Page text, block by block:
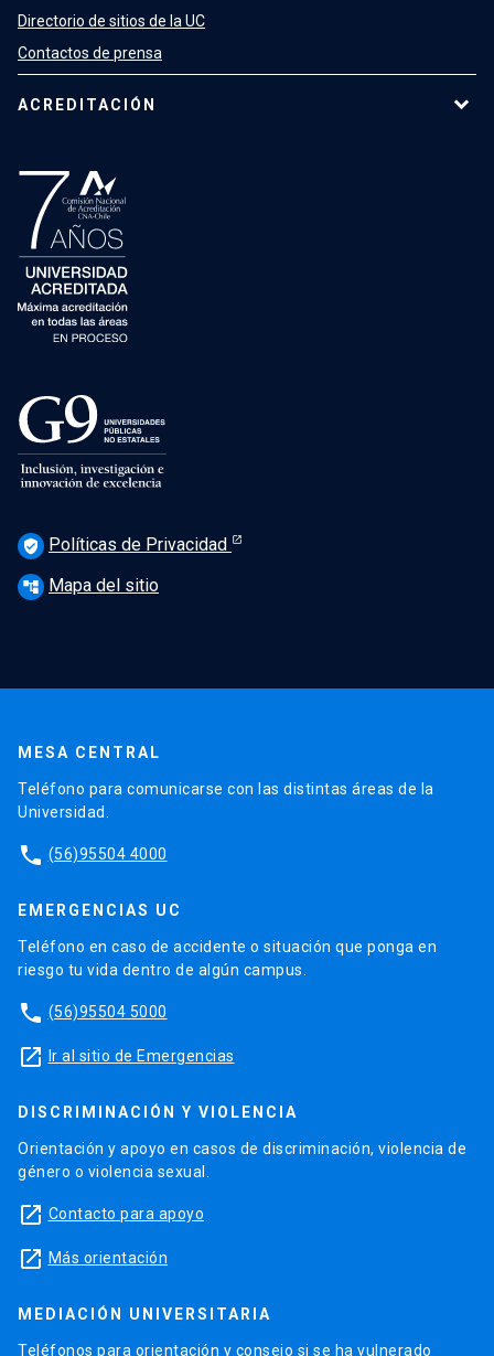
Directorio de sitios de la UC
Contactos de prensa
ACREDITACIÓN
verified_user Políticas de Privacidad
account_tree Mapa del sitio
MESA CENTRAL
Teléfono para comunicarse con las distintas áreas de la
Universidad.
phone (56)95504 4000
EMERGENCIAS UC
Teléfono en caso de accidente o situación que ponga en
riesgo tu vida dentro de algún campus.
phone (56)95504 5000
launch Ir al sitio de Emergencias
DISCRIMINACIÓN Y VIOLENCIA
Orientación y apoyo en casos de discriminación, violencia de
género o violencia sexual.
launch Contacto para apoyo
launch Más orientación
MEDIACIÓN UNIVERSITARIA
Teléfonos para orientación y consejo si se ha vulnerado